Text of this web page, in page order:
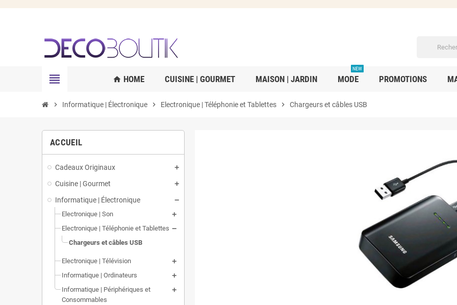
view_headline home HOME CUISINE | GOURMET MAISON | JARDIN MODE
NEW
PROMOTIONS
chevron_right Informatique | Électronique chevron_right Electronique | Téléphonie et Tablettes chevron_right Chargeurs et câbles USB
ACCUEIL
Cadeaux Originaux
Cuisine | Gourmet
Informatique | Électronique
Electronique | Son
Electronique | Téléphonie et Tablettes
Chargeurs et câbles USB
Electronique | Télévision
Informatique | Ordinateurs
Informatique | Périphériques et
Consommables